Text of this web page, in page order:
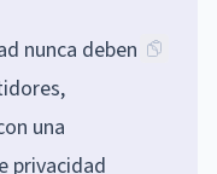
nunca deben
una
privacidad